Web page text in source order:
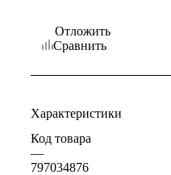
Отложить
Сравнить
Характеристики
Код товара
—
797034876